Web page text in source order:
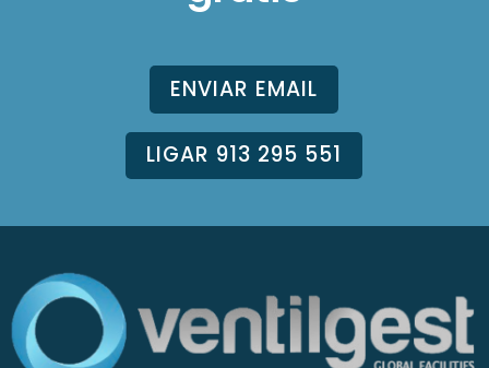
ENVIAR EMAIL
LIGAR 913 295 551